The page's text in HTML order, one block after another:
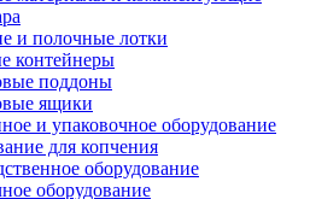
и полочные лотки
контейнеры
поддоны
ящики
и упаковочное оборудование
для копчения
оборудование
оборудование